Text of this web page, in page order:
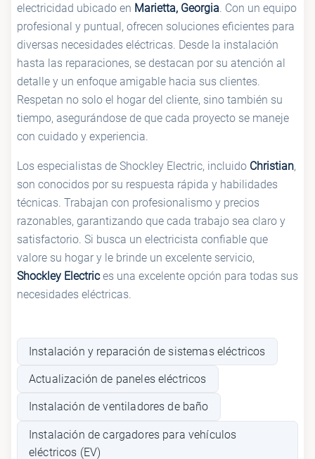
electricidad ubicado en Marietta, Georgia. Con un equipo
profesional y puntual, ofrecen soluciones eficientes para
diversas necesidades eléctricas. Desde la instalación
hasta las reparaciones, se destacan por su atención al
detalle y un enfoque amigable hacia sus clientes.
Respetan no solo el hogar del cliente, sino también su
tiempo, asegurándose de que cada proyecto se maneje
con cuidado y experiencia.
Los especialistas de Shockley Electric, incluido Christian,
son conocidos por su respuesta rápida y habilidades
técnicas. Trabajan con profesionalismo y precios
razonables, garantizando que cada trabajo sea claro y
satisfactorio. Si busca un electricista confiable que
valore su hogar y le brinde un excelente servicio,
Shockley Electrices una excelente opción para todas sus
necesidades eléctricas.
Instalación y reparación de sistemas eléctricos
Actualización de paneles eléctricos
Instalación de ventiladores de baño
Instalación de cargadores para vehículos
eléctricos (EV)